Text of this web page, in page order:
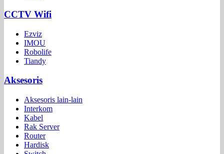
CCTV Wifi
Ezviz
IMOU
Robolife
Tiandy
Aksesoris
Aksesoris lain-lain
Interkom
Kabel
Rak Server
Router
Hardisk